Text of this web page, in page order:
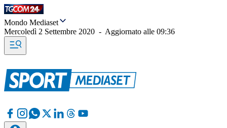
Mondo Mediaset
Mercoledì 2 Settembre 2020 - Aggiornato alle 09:36